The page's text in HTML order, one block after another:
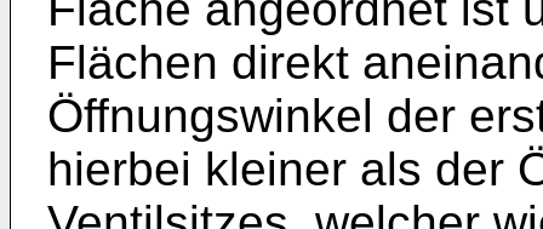
Flächen direkt
Öffnungswinkel der
hierbei kleiner als der